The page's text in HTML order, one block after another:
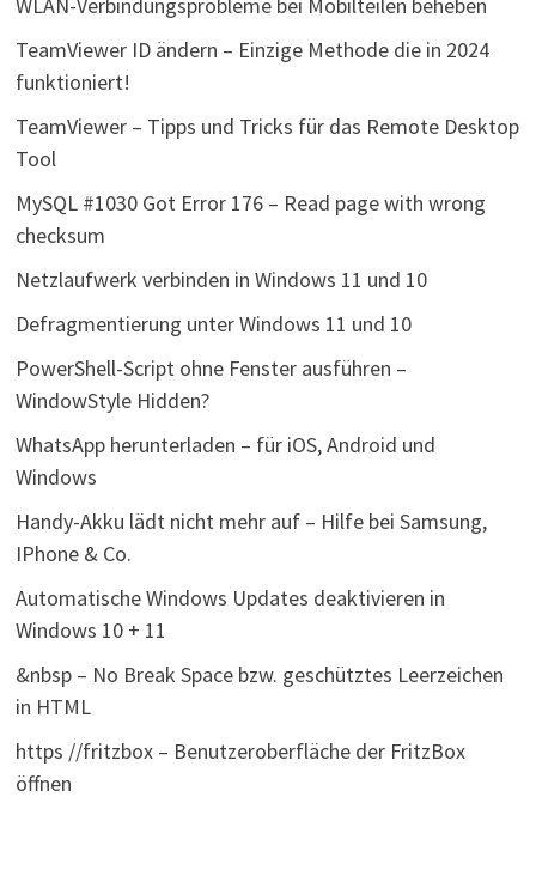
TeamViewer ID ändern – Einzige Methode die in 2024
funktioniert!
TeamViewer – Tipps und Tricks für das Remote Desktop
Tool
MySQL #1030 Got Error 176 – Read page with wrong
checksum
Netzlaufwerk verbinden in Windows 11 und 10
Defragmentierung unter Windows 11 und 10
PowerShell-Script ohne Fenster ausführen –
WindowStyle Hidden?
WhatsApp herunterladen – für iOS, Android und
Windows
Handy-Akku lädt nicht mehr auf – Hilfe bei Samsung,
IPhone & Co.
Automatische Windows Updates deaktivieren in
Windows 10 + 11
&nbsp – No Break Space bzw. geschütztes Leerzeichen
in HTML
https //fritzbox – Benutzeroberfläche der FritzBox
öffnen